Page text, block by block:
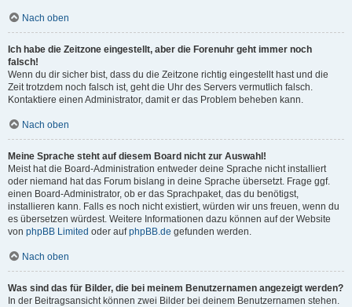
Nach oben
Ich habe die Zeitzone eingestellt, aber die Forenuhr geht immer noch
falsch!
Wenn du dir sicher bist, dass du die Zeitzone richtig eingestellt hast und die
Zeit trotzdem noch falsch ist, geht die Uhr des Servers vermutlich falsch.
Kontaktiere einen Administrator, damit er das Problem beheben kann.
Nach oben
Meine Sprache steht auf diesem Board nicht zur Auswahl!
Meist hat die Board-Administration entweder deine Sprache nicht installiert
oder niemand hat das Forum bislang in deine Sprache übersetzt. Frage ggf.
einen Board-Administrator, ob er das Sprachpaket, das du benötigst,
installieren kann. Falls es noch nicht existiert, würden wir uns freuen, wenn du
es übersetzen würdest. Weitere Informationen dazu können auf der Website
von phpBB Limited oder aufphpBB.de gefunden werden.
Nach oben
Was sind das für Bilder, die bei meinem Benutzernamen angezeigt werden?
In der Beitragsansicht können zwei Bilder bei deinem Benutzernamen stehen.